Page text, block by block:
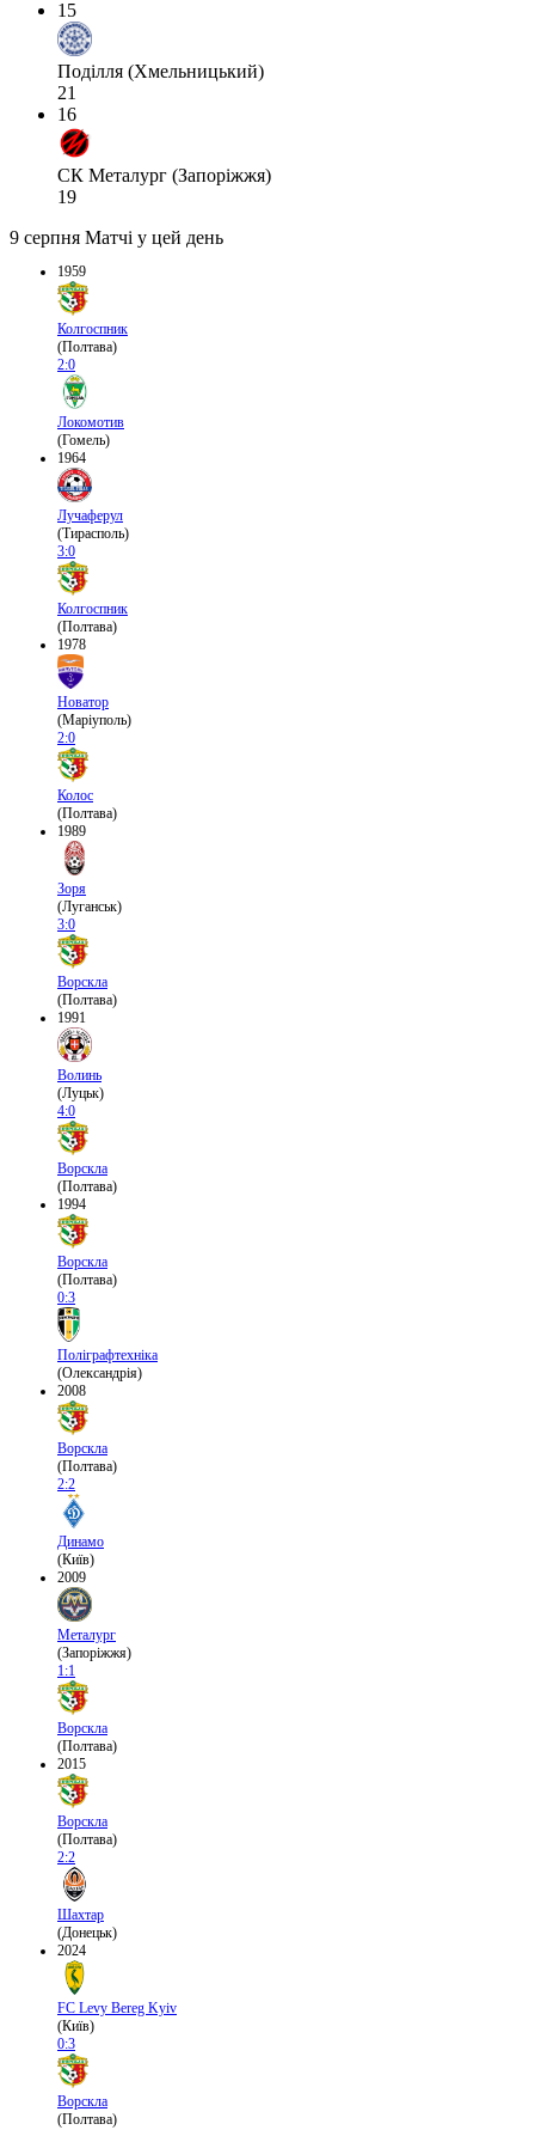
15
Поділля (Хмельницький)
21
16
СК Металург (Запоріжжя)
19
9 серпня Матчі у цей день
1959
Колгоспник
(Полтава)
2:0
Локомотив
(Гомель)
1964
Лучаферул
(Тирасполь)
3:0
Колгоспник
(Полтава)
1978
Новатор
(Маріуполь)
2:0
Колос
(Полтава)
1989
Зоря
(Луганськ)
3:0
Ворскла
(Полтава)
1991
Волинь
(Луцьк)
4:0
Ворскла
(Полтава)
1994
Ворскла
(Полтава)
0:3
Поліграфтехніка
(Олександрія)
2008
Ворскла
(Полтава)
2:2
Динамо
(Київ)
2009
Металург
(Запоріжжя)
1:1
Ворскла
(Полтава)
2015
Ворскла
(Полтава)
2:2
Шахтар
(Донецьк)
2024
FC Levy Bereg Kyiv
(Київ)
0:3
Ворскла
(Полтава)